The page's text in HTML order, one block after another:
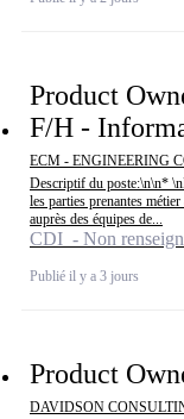
Product
F/H -
ECM - ENGINEERING
Descriptif du poste:\n\n*
les parties prenantes
auprès des équipes de...
CDI - Non
Publié il y a 3 jours
Product
DAVIDSON